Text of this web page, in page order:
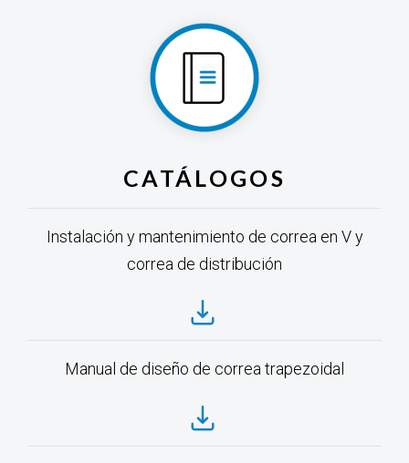
CATÁLOGOS
Instalación y mantenimiento de correa en V y
correa de distribución
Manual de diseño de correa trapezoidal